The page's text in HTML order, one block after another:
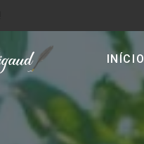
INÍCIO